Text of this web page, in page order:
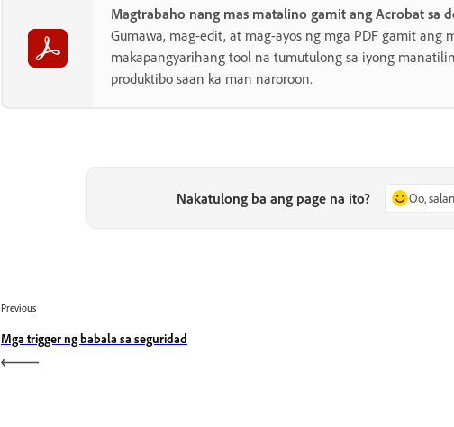
Magtrabaho nang mas matalino gamit ang Acrobat sa
Gumawa, mag-edit, at mag-ayos ng mga PDF gamit ang
makapangyarihang tool na tumutulong sa iyong
produktibo saan ka man naroroon.
Nakatulong ba ang page na ito? Oo,
Previous
Mga trigger ng babala sa seguridad